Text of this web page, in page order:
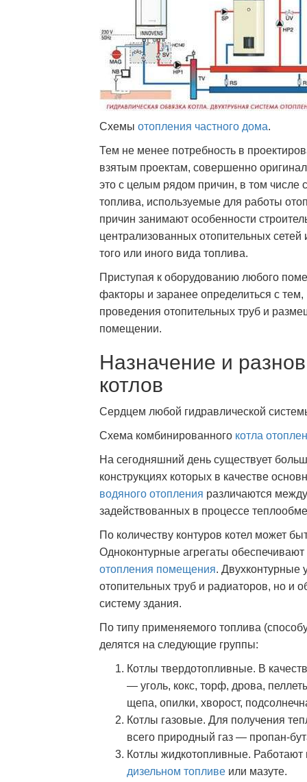
Схемы отопления частного дома.
Тем не менее потребность в
взятым проектам, совершенно
это с целым рядом причин, в том числе
топлива, используемые для работы
причин занимают особенности
централизованных отопительных сетей
того или иного вида топлива.
Приступая к оборудованию любого
факторы и заранее определиться с тем,
проведения отопительных труб и
помещении.
Назначение и
котлов
Сердцем любой гидравлической
Схема комбинированного котла
На сегодняшний день существует
конструкциях которых в качестве
водяного отопления различаются
задействованных в процессе
По количеству контуров котел может
Одноконтурные агрегаты
отопления помещения. Двухконтурные
отопительных труб и радиаторов, но и
систему здания.
По типу применяемого топлива
делятся на следующие группы:
Котлы твердотопливные. В
— уголь, кокс, торф, дрова,
щепа, опилки, хворост,
Котлы газовые. Для получения
всего природный газ — пропан-
Котлы жидкотопливные.
дизельном топливе или мазуте.